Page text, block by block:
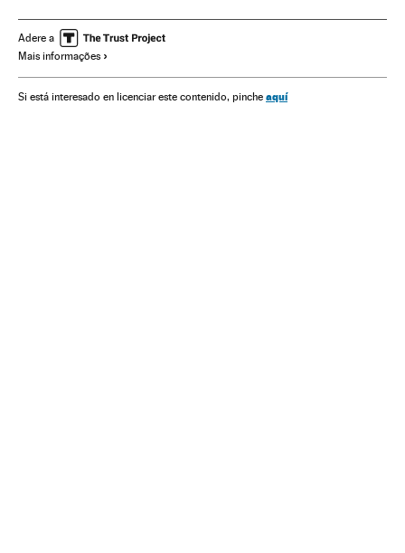
Ciência The Conversation
Adere a
Mais informações
Si está interesado en licenciar este contenido, pinche aquí